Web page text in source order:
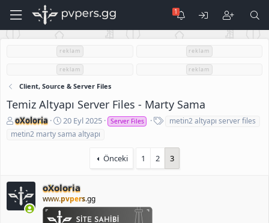
reklam reklam
reklam reklam
Client, Source & Server Files
Temiz Altyapı Server Files - Marty Sama
K
o
h
i
b
oXoloria
B
a
g
ı
ç
t
20 Eyl 2025 Server Files
metin2 altyapı server files
metin2 marty sama altyapı
Önceki 1 2 3
oXoloria
www.pvpers.gg